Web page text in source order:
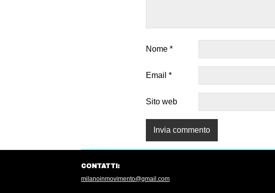
Nome *
Email *
Sito web
CONTATTI:
milanoinmovimento@gmail.com